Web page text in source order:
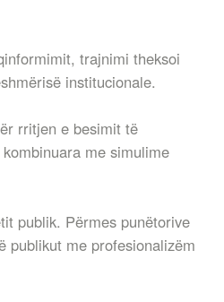
trajnimi theksoi
institucionale.
rritjen e besimit të
me simulime
publik. Përmes punëtorive
publikut me profesionalizëm